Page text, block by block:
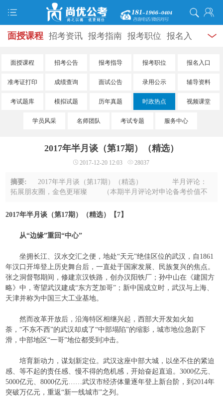
面授课程 招考资讯 报考指南 报考职位 报名入
口 打准考证 成绩查询 面试公告 录用公示 辅导
资料 面试热点 考试题库 模拟试题 历年真题 时
政热点 视频课堂 学员风采 名师团队 考试专题
服务信息
面授课程 招考公告 报考指导 报考职位 报名入口
准考证打印 成绩查询 面试公告 录用公示 辅导资料
考试题库 模拟试题 历年真题 时政热点 视频课堂
学员风采 名师团队 考试专题 服务中心
2017年半月谈（第17期）（精选）
2017-12-20 12:03 28037
摘要:
2017年半月谈（第17期）（精选） 半月评论：
拓展朋友圈，金色更璀璨 （本期半月评论对申论备考价值不
市竞争步入“下半场” 落户降 ...
2017年半月谈（第17期）（精选）【7】
从“边缘”重回“中心”
坐拥长江、汉水交汇之便，地处“天元”绝佳区位的武汉，自 1861
年汉口开埠登上历史舞台后，一直处于国家发展、民族复兴的焦点。
张之洞督鄂期间，修建京汉铁路，创办汉阳铁厂；孙中山在《建国方
略》中，寄望武汉建成“东方芝加哥”；新中国成立时，武汉与上海、
天津并称为中国三大工业基地。
然而改革开放后，沿海特区相继兴起，西部大开发如火如
荼，“不东不西”的武汉却成了“中部塌陷”的缩影，城市地位急剧下
滑，中部地区“一哥”地位都受到冲击。
培育新动力，谋划新定位。武汉这座中部大城，以坐不住的紧迫
感、等不起的责任感、慢不得的危机感，开始奋起直追。3000亿元、
5000亿元、8000亿元……武汉市经济体量逐年登上新台阶，到2014年
突破万亿元，重返“新一线城市”之列。